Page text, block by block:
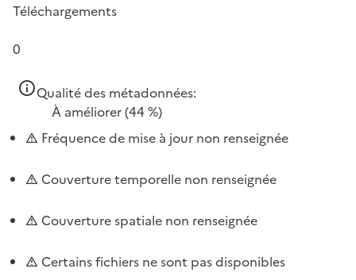
Téléchargements
0
Qualité des métadonnées:
À améliorer(44 %)
Fréquence de mise à jour non renseignée
Couverture temporelle non renseignée
Couverture spatiale non renseignée
Certains fichiers ne sont pas disponibles